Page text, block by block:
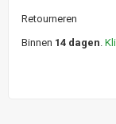
Retourneren
Binnen 14 dagen